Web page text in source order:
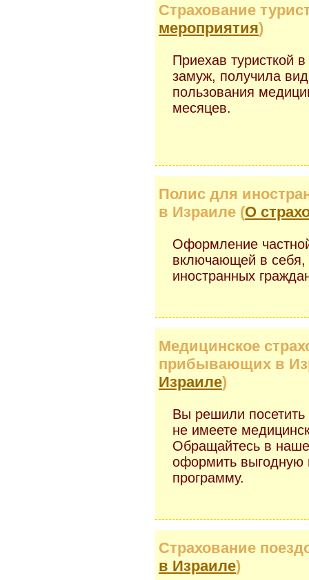
Страхование
мероприятия)
Приехав туристкой
замуж, получила
пользования
месяцев.
Полис для
в Израиле (О
Оформление
включающей в себя,
иностранных
Медицинское
прибывающих в
Израиле)
Вы решили посетить
не имеете
Обращайтесь в
оформить выгодную
программу.
Страхование
в Израиле)